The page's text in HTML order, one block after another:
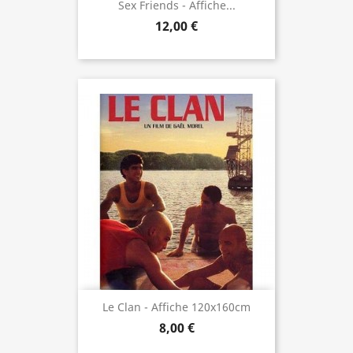
Sex Friends - Affiche...
12,00 €
Le Clan - Affiche 120x160cm
8,00 €